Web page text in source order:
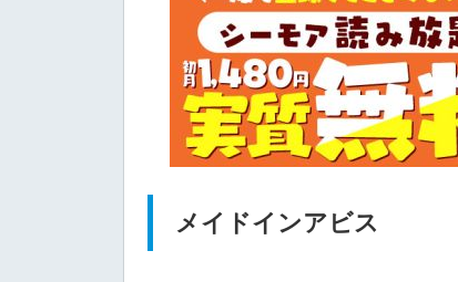
メイドインアビス